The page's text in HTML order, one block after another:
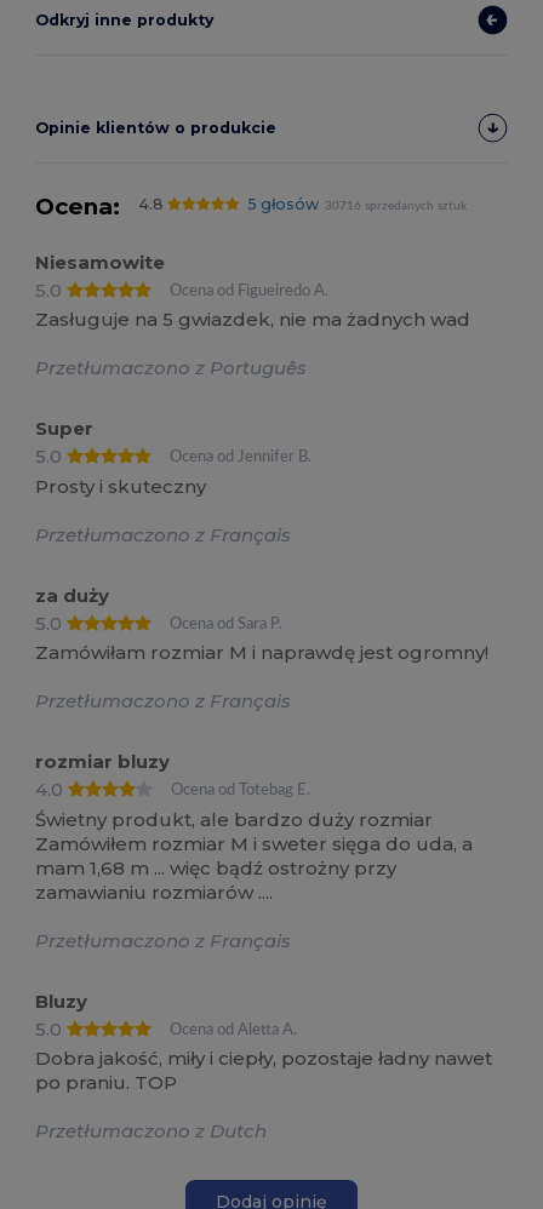
Odkryj inne produkty
Opinie klientów o produkcie
Ocena: 4.8 5 głosów 30716 sprzedanych sztuk
Niesamowite
5.0
Ocena od Figueiredo A.
Zasługuje na 5 gwiazdek, nie ma żadnych wad
Przetłumaczono z Português
Super
5.0
Ocena od Jennifer B.
Prosty i skuteczny
Przetłumaczono z Français
za duży
5.0
Ocena od Sara P.
Zamówiłam rozmiar M i naprawdę jest ogromny!
Przetłumaczono z Français
rozmiar bluzy
4.0
Ocena od Totebag E.
Świetny produkt, ale bardzo duży rozmiar
Zamówiłem rozmiar M i sweter sięga do uda, a
mam 1,68 m ... więc bądź ostrożny przy
zamawianiu rozmiarów ....
Przetłumaczono z Français
Bluzy
5.0
Ocena od Aletta A.
Dobra jakość, miły i ciepły, pozostaje ładny nawet
po praniu. TOP
Przetłumaczono z Dutch
Dodaj opinię